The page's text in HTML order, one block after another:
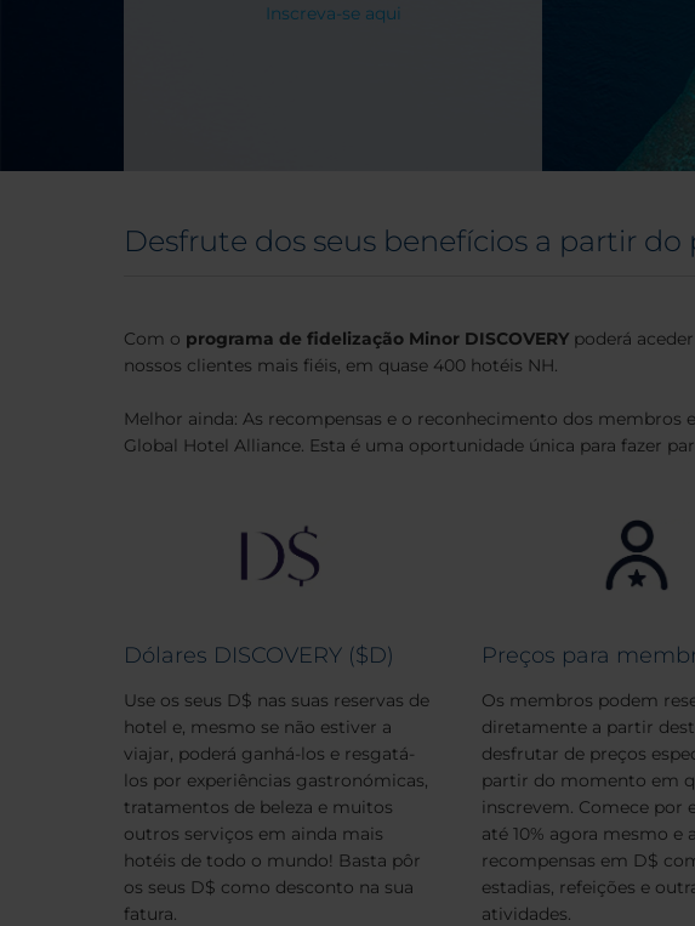
Inscreva-se aqui
Desfrute dos seus benefícios a partir do
Com o programa de fidelização Minor DISCOVERY poderá
nossos clientes mais fiéis, em quase 400 hotéis NH.
Melhor ainda: As recompensas e o reconhecimento dos membros
Global Hotel Alliance. Esta é uma oportunidade única para fazer
Dólares DISCOVERY ($D)
Use os seus D$ nas suas reservas de
hotel e, mesmo se não estiver a
viajar, poderá ganhá-los e resgatá-
los por experiências gastronómicas,
tratamentos de beleza e muitos
outros serviços em ainda mais
hotéis de todo o mundo! Basta pôr
os seus D$ como desconto na sua
fatura.
Preços para
Os membros podem
diretamente a partir
desfrutar de preços
partir do momento em
inscrevem. Comece por
até 10% agora mesmo e
recompensas em D$
estadias, refeições e
atividades.